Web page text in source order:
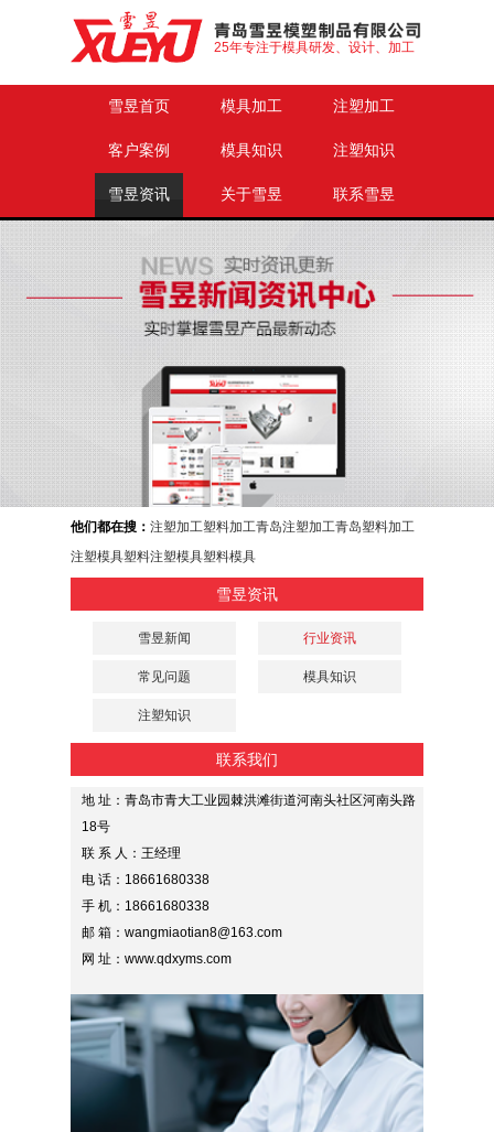
25年专注于模具研发、设计、加工
雪昱首页 模具加工 注塑加工
客户案例 模具知识 注塑知识
雪昱资讯 关于雪昱 联系雪昱
他们都在搜： 注塑加工塑料加工青岛注塑加工青岛塑料加工
注塑模具塑料注塑模具塑料模具
雪昱资讯
雪昱新闻 行业资讯
常见问题 模具知识
注塑知识
联系我们
地 址：青岛市青大工业园棘洪滩街道河南头社区河南头路
18号
联 系 人：王经理
电 话：18661680338
手 机：18661680338
邮 箱：wangmiaotian8@163.com
网 址：www.qdxyms.com